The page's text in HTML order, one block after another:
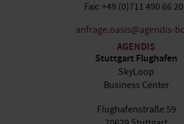
Fax: +49 (0)711 490 66
anfrage.oasis@agendis-
AGENDIS
Stuttgart Flughafen
SkyLoop
Business Center
Flughafenstraße 59